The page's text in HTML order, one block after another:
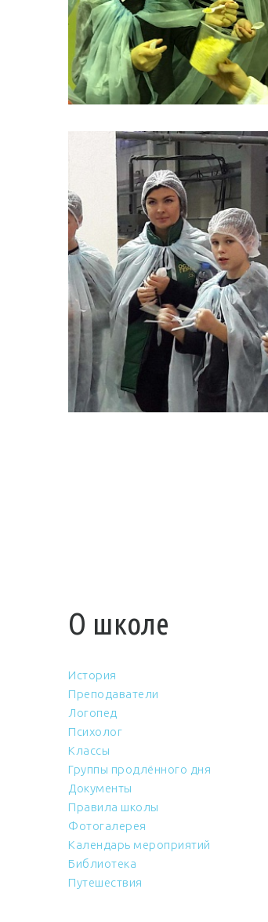
О школе
История
Преподаватели
Логопед
Психолог
Классы
Группы продлённого дня
Документы
Правила школы
Фотогалерея
Календарь мероприятий
Библиотека
Путешествия